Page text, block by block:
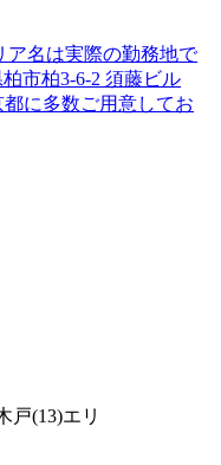
名は実際の勤務地で
市柏3-6-2 須藤ビル
に多数ご用意してお
戸(13)エリ